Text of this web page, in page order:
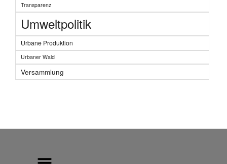
Transparenz
Umweltpolitik
Urbane Produktion
Urbaner Wald
Versammlung